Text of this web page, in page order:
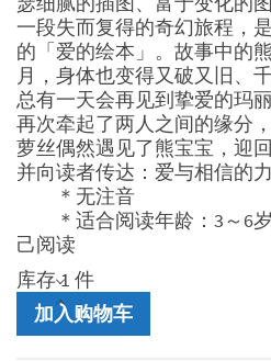
一段失而复得的奇幻旅程，
的「爱的绘本」。故事中的
月，身体也变得又破又旧、
总有一天会再见到挚爱的玛
再次牵起了两人之间的缘分
萝丝偶然遇见了熊宝宝，迎
并向读者传达：爱与相信的
＊无注音
＊适合阅读年龄：3～6岁
己阅读
库存 1 件
亲
加入购物车